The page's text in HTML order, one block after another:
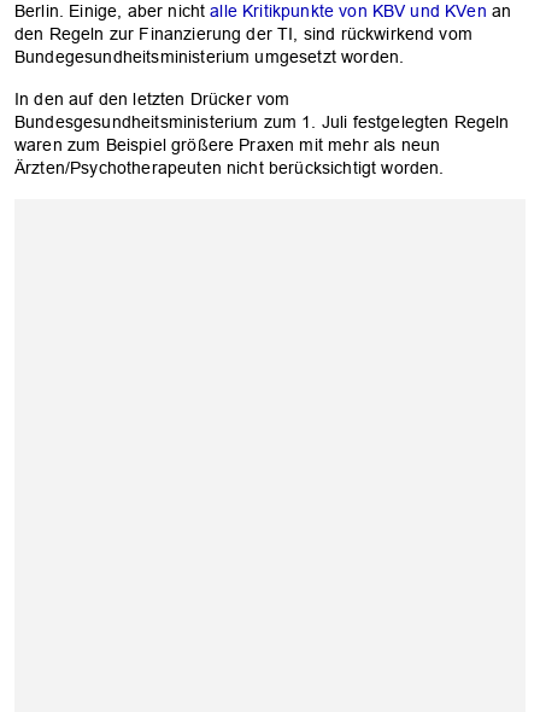
Berlin. Einige, aber nichtalle Kritikpunkte von KBV und KVen an
den Regeln zur Finanzierung der TI, sind rückwirkend vom
Bundegesundheitsministerium umgesetzt worden.
In den auf den letzten Drücker vom
Bundesgesundheitsministerium zum 1. Juli festgelegten Regeln
waren zum Beispiel größere Praxen mit mehr als neun
Ärzten/Psychotherapeuten nicht berücksichtigt worden.